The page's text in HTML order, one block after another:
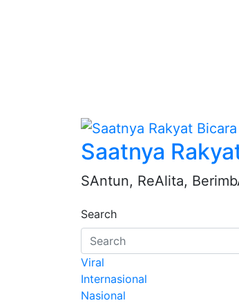
Saatnya
SAntun, ReAlita,
Search
Viral
Internasional
Nasional